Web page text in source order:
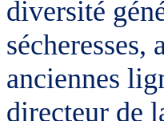
diversité
anciennes
directeur de